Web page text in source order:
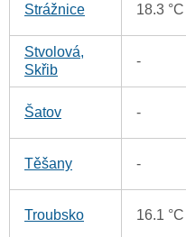
Strážnice 18.3 °C
Stvolová,
Skřib
-
Šatov -
Těšany -
Troubsko 16.1 °C